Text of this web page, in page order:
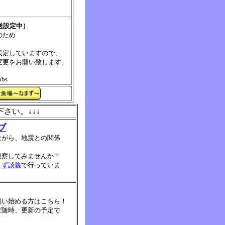
定中）
め
いますので、
願い致します。
い。↓↓↓
ら、地震との関係
してみませんか？
ず談義で行っていま
始める方はこちら！
時、更新の予定で